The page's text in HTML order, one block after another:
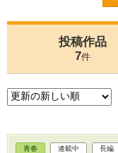
投稿作品
7件
青春 連載中 長編